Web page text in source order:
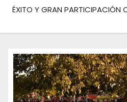
ÉXITO Y GRAN PARTICIPACIÓN